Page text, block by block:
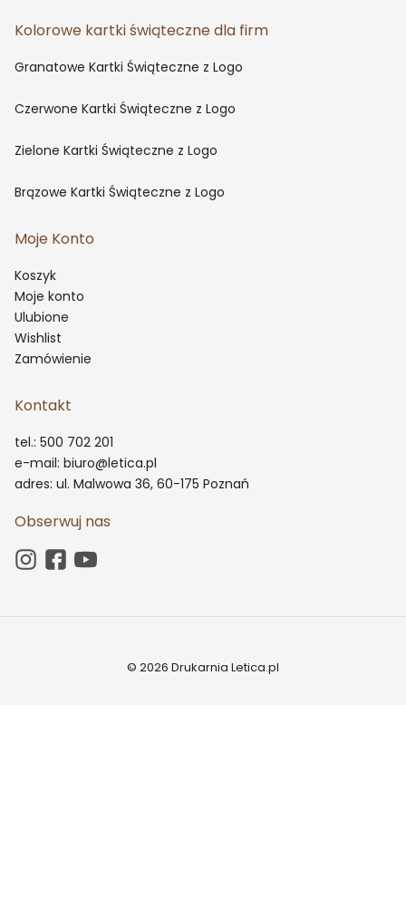
Kolorowe kartki świąteczne dla firm
Granatowe Kartki Świąteczne z Logo
Czerwone Kartki Świąteczne z Logo
Zielone Kartki Świąteczne z Logo
Brązowe Kartki Świąteczne z Logo
Moje Konto
Koszyk
Moje konto
Ulubione
Wishlist
Zamówienie
Kontakt
tel.: 500 702 201
e-mail: biuro@letica.pl
adres: ul. Malwowa 36, 60-175 Poznań
Obserwuj nas
© 2026 Drukarnia Letica.pl